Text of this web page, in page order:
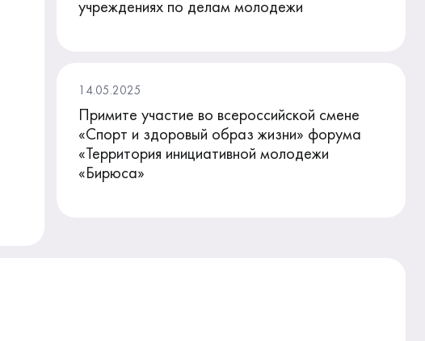
учреждениях по делам молодежи
14.05.2025
Примите участие во всероссийской смене
«Спорт и здоровый образ жизни» форума
«Территория инициативной молодежи
«Бирюса»